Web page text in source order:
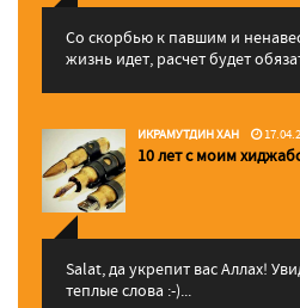
Со скорбью к павшим и
жизнь идет, расчет будет
ИКРАМУТДИН ХАН
10 лет с моим
Salat, да укрепит вас Аллаx!
теплые слова :-)...